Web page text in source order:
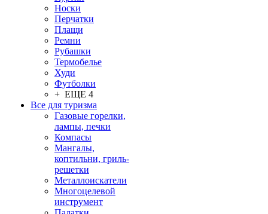
Носки
Перчатки
Плащи
Ремни
Рубашки
Термобелье
Худи
Футболки
+ ЕЩЕ 4
Все для туризма
Газовые горелки,
лампы, печки
Компасы
Мангалы,
коптильни, гриль-
решетки
Металлоискатели
Многоцелевой
инструмент